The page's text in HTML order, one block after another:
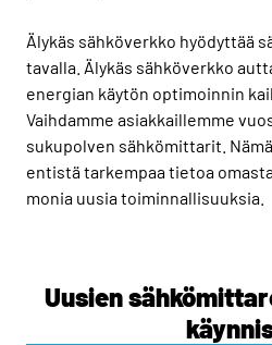
Älykäs sähköverkko hyödyttää
tavalla. Älykäs sähköverkko
energian käytön optimoinnin
Vaihdamme asiakkaillemme
sukupolven sähkömittarit.
entistä tarkempaa tietoa
monia uusia toiminnallisuuksia.
Uusien